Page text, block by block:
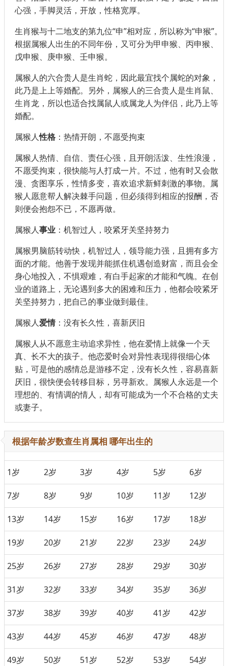
心强，手脚灵活，开放，性格宽厚。
生肖猴与十二地支的第九位“申”相对应，所以称为“申猴”。
根据属猴人出生的不同年份，又可分为甲申猴、丙申猴、
戊申猴、庚申猴、壬申猴。
属猴人的六合贵人是生肖蛇，因此最宜找个属蛇的对象，
此乃是上上等婚配。另外，属猴人的三合贵人是生肖鼠、
生肖龙，所以也适合找属鼠人或属龙人为伴侣，此乃上等
婚配。
属猴人性格 ：热情开朗，不愿受拘束
属猴人热情、自信、责任心强，且开朗活泼、生性浪漫，
不愿受拘束，很快能与人打成一片。不过，他有时又会散
漫、贪图享乐，性情多变，喜欢追求新鲜刺激的事物。属
猴人愿意帮人解决棘手问题，但必须得到相应的报酬，否
则便会抱怨不已，不愿再做。
属猴人事业 ：机智过人，咬紧牙关坚持努力
属猴男脑筋转动快，机智过人，领导能力强，且拥有多方
面的才能。他善于发现并能抓住机遇创造财富，而且会全
身心地投入，不惧艰难，有白手起家的才能和气魄。在创
业的道路上，无论遇到多大的困难和压力，他都会咬紧牙
关坚持努力，把自己的事业做到最佳。
属猴人爱情：没有长久性，喜新厌旧
属猴人从不愿意主动追求异性，他在爱情上就像一个天
真、长不大的孩子。他恋爱时会对异性表现得很细心体
贴，可是他的感情总是游移不定，没有长久性，容易喜新
厌旧，很快便会转移目标，另寻新欢。属猴人永远是一个
理想的、有情调的情人，却有可能成为一个不合格的丈夫
或妻子。
根据年龄岁数查生肖属相 哪年出生的
1岁 2岁 3岁 4岁 5岁 6岁
7岁 8岁 9岁 10岁 11岁 12岁
13岁 14岁 15岁 16岁 17岁 18岁
19岁 20岁 21岁 22岁 23岁 24岁
25岁 26岁 27岁 28岁 29岁 30岁
31岁 32岁 33岁 34岁 35岁 36岁
37岁 38岁 39岁 40岁 41岁 42岁
43岁 44岁 45岁 46岁 47岁 48岁
49岁 50岁 51岁 52岁 53岁 54岁